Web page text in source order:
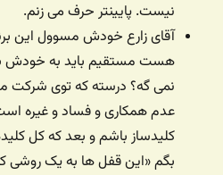
نیست. پایینتر حرف می زنم.
آقای زارع خودش مسوول این
هست مستقیم باید به خودش
نمی گه؟ درسته که توی شرکت
عدم همکاری و فساد و غیره
کلیدساز باشم و بعد که کل
بگم «این قفل ها به یک روشی